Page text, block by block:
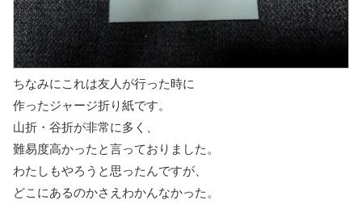
ちなみにこれは友人が行った時に
作ったジャージ折り紙です。
山折・谷折が非常に多く、
難易度高かったと言っておりました。
わたしもやろうと思ったんですが、
どこにあるのかさえわかんなかった。